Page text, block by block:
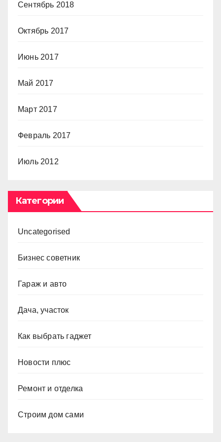
Сентябрь 2018
Октябрь 2017
Июнь 2017
Май 2017
Март 2017
Февраль 2017
Июль 2012
Категории
Uncategorised
Бизнес советник
Гараж и авто
Дача, участок
Как выбрать гаджет
Новости плюс
Ремонт и отделка
Строим дом сами